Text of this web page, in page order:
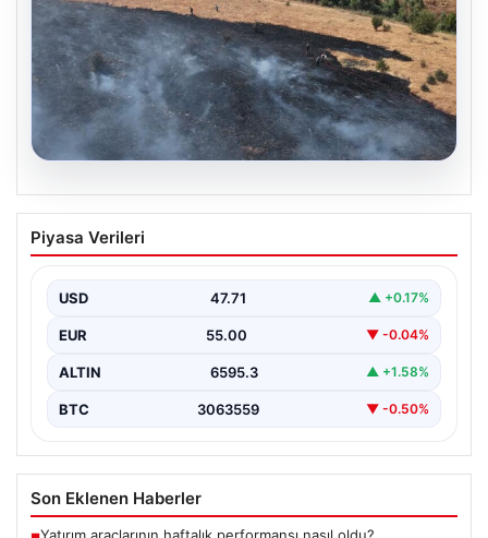
Tunceli’de otluk yangını ormanlık alana
sıçramadan kontrol altına alındı
arasında bulunan otlaklık bölgede henüz
belirlenemeyen bir nedenle…
Piyasa Verileri
USD 47.71 ▲ +0.17%
EUR 55.00 ▼ -0.04%
ALTIN 6595.3 ▲ +1.58%
BTC 3063559 ▼ -0.50%
Son Eklenen Haberler
Yatırım araçlarının haftalık performansı nasıl oldu?